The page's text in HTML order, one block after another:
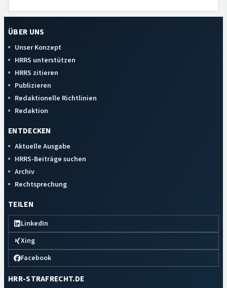
ÜBER UNS
Unser Konzept
HRRS unterstützen
HRRS zitieren
Publizieren
Redaktionelle Richtlinien
Redaktion
ENTDECKEN
Aktuelle Ausgabe
HRRS-Beiträge suchen
Archiv
Rechtsprechung
TEILEN
LinkedIn
Xing
Facebook
HRR-STRAFRECHT.DE